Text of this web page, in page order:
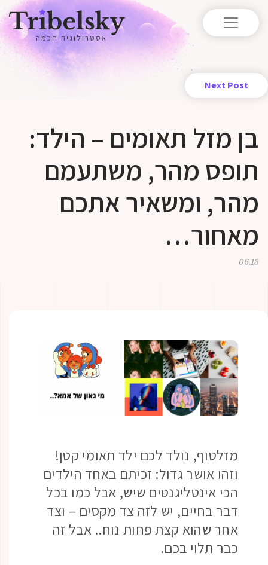
אסטרולוגיה חכמה
Next Post
בן מזל תאומים – הילד:
תופס מהר, משתעמם
מהר, ומשאיר אתכם
מאחור…
06.13
מזלטוף, נולד לכם ילד תאומי קטן!
וזהו אושר גדול: זכיתם באחד הילדים
הכי אינטליגנטים שיש, אבל כמו בכל
דבר בחיים, יש לזה צד מקסים – וצד
אחר שהוא קצת פחות נוח.. אבל זה
כבר תלוי בכם.